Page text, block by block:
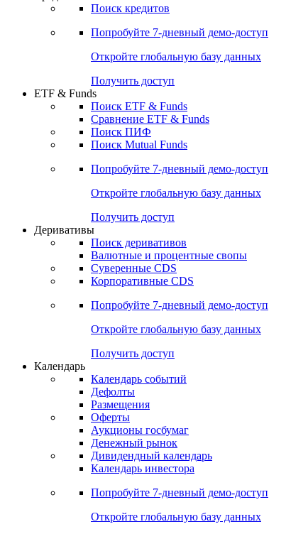
Поиск кредитов
Попробуйте 7-дневный демо-доступ
Откройте глобальную базу данных
Получить доступ
ETF & Funds
Поиск ETF & Funds
Сравнение ETF & Funds
Поиск ПИФ
Поиск Mutual Funds
Попробуйте 7-дневный демо-доступ
Откройте глобальную базу данных
Получить доступ
Деривативы
Поиск деривативов
Валютные и процентные свопы
Суверенные CDS
Корпоративные CDS
Попробуйте 7-дневный демо-доступ
Откройте глобальную базу данных
Получить доступ
Календарь
Календарь событий
Дефолты
Размещения
Оферты
Аукционы госбумаг
Денежный рынок
Дивидендный календарь
Календарь инвестора
Попробуйте 7-дневный демо-доступ
Откройте глобальную базу данных